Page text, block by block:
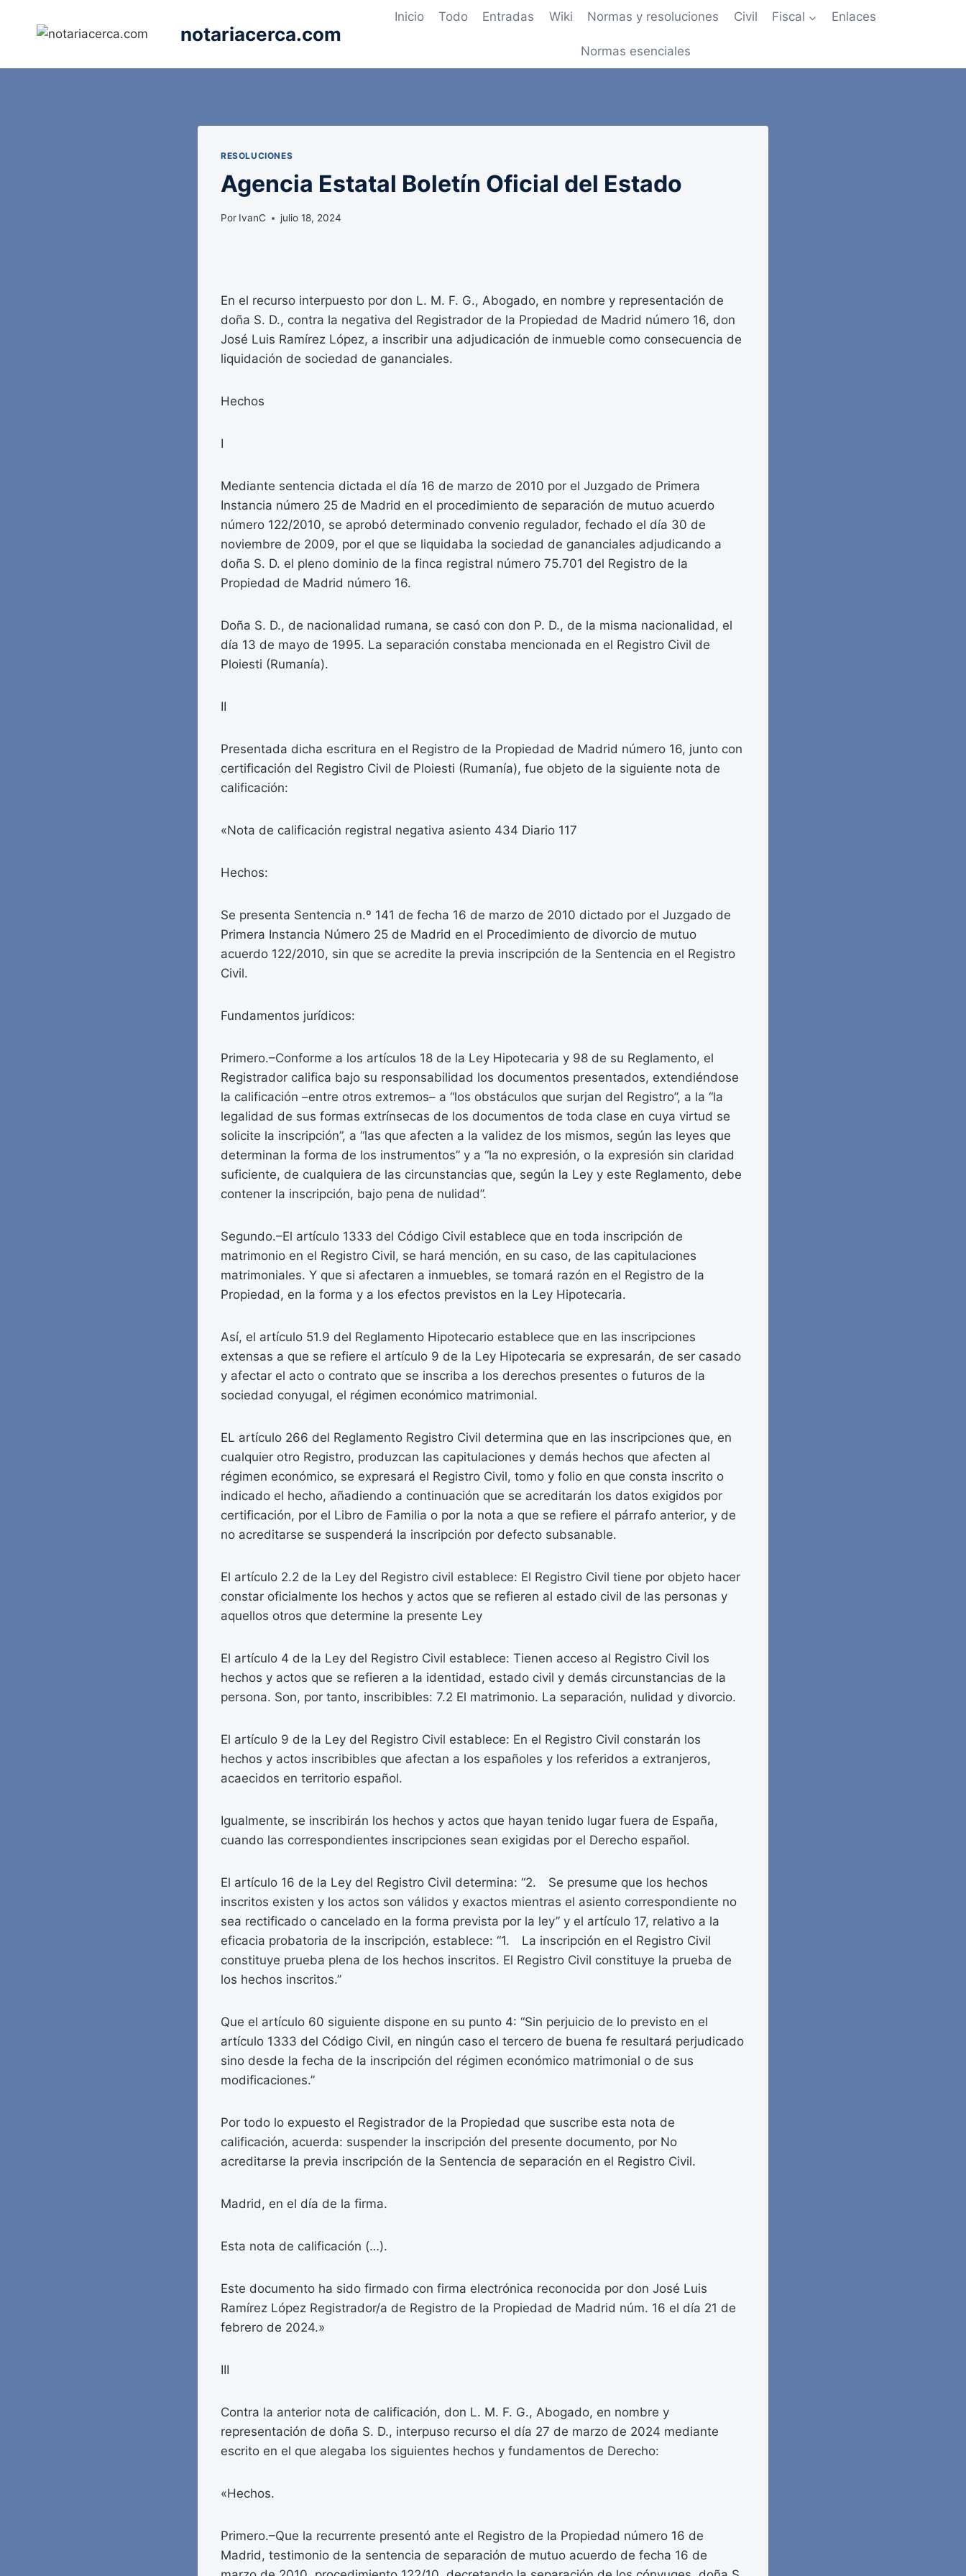
notariacerca.com
Inicio Todo Entradas Wiki Normas y resoluciones Civil Fiscal Enlaces
Normas esenciales
RESOLUCIONES
Agencia Estatal Boletín Oficial del Estado
Por IvanC julio 18, 2024
En el recurso interpuesto por don L. M. F. G., Abogado, en nombre y representación de
doña S. D., contra la negativa del Registrador de la Propiedad de Madrid número 16, don
José Luis Ramírez López, a inscribir una adjudicación de inmueble como consecuencia de
liquidación de sociedad de gananciales.
Hechos
I
Mediante sentencia dictada el día 16 de marzo de 2010 por el Juzgado de Primera
Instancia número 25 de Madrid en el procedimiento de separación de mutuo acuerdo
número 122/2010, se aprobó determinado convenio regulador, fechado el día 30 de
noviembre de 2009, por el que se liquidaba la sociedad de gananciales adjudicando a
doña S. D. el pleno dominio de la finca registral número 75.701 del Registro de la
Propiedad de Madrid número 16.
Doña S. D., de nacionalidad rumana, se casó con don P. D., de la misma nacionalidad, el
día 13 de mayo de 1995. La separación constaba mencionada en el Registro Civil de
Ploiesti (Rumanía).
II
Presentada dicha escritura en el Registro de la Propiedad de Madrid número 16, junto con
certificación del Registro Civil de Ploiesti (Rumanía), fue objeto de la siguiente nota de
calificación:
«Nota de calificación registral negativa asiento 434 Diario 117
Hechos:
Se presenta Sentencia n.º 141 de fecha 16 de marzo de 2010 dictado por el Juzgado de
Primera Instancia Número 25 de Madrid en el Procedimiento de divorcio de mutuo
acuerdo 122/2010, sin que se acredite la previa inscripción de la Sentencia en el Registro
Civil.
Fundamentos jurídicos:
Primero.–Conforme a los artículos 18 de la Ley Hipotecaria y 98 de su Reglamento, el
Registrador califica bajo su responsabilidad los documentos presentados, extendiéndose
la calificación –entre otros extremos– a “los obstáculos que surjan del Registro”, a la “la
legalidad de sus formas extrínsecas de los documentos de toda clase en cuya virtud se
solicite la inscripción”, a “las que afecten a la validez de los mismos, según las leyes que
determinan la forma de los instrumentos” y a “la no expresión, o la expresión sin claridad
suficiente, de cualquiera de las circunstancias que, según la Ley y este Reglamento, debe
contener la inscripción, bajo pena de nulidad”.
Segundo.–El artículo 1333 del Código Civil establece que en toda inscripción de
matrimonio en el Registro Civil, se hará mención, en su caso, de las capitulaciones
matrimoniales. Y que si afectaren a inmuebles, se tomará razón en el Registro de la
Propiedad, en la forma y a los efectos previstos en la Ley Hipotecaria.
Así, el artículo 51.9 del Reglamento Hipotecario establece que en las inscripciones
extensas a que se refiere el artículo 9 de la Ley Hipotecaria se expresarán, de ser casado
y afectar el acto o contrato que se inscriba a los derechos presentes o futuros de la
sociedad conyugal, el régimen económico matrimonial.
EL artículo 266 del Reglamento Registro Civil determina que en las inscripciones que, en
cualquier otro Registro, produzcan las capitulaciones y demás hechos que afecten al
régimen económico, se expresará el Registro Civil, tomo y folio en que consta inscrito o
indicado el hecho, añadiendo a continuación que se acreditarán los datos exigidos por
certificación, por el Libro de Familia o por la nota a que se refiere el párrafo anterior, y de
no acreditarse se suspenderá la inscripción por defecto subsanable.
El artículo 2.2 de la Ley del Registro civil establece: El Registro Civil tiene por objeto hacer
constar oficialmente los hechos y actos que se refieren al estado civil de las personas y
aquellos otros que determine la presente Ley
El artículo 4 de la Ley del Registro Civil establece: Tienen acceso al Registro Civil los
hechos y actos que se refieren a la identidad, estado civil y demás circunstancias de la
persona. Son, por tanto, inscribibles: 7.2 El matrimonio. La separación, nulidad y divorcio.
El artículo 9 de la Ley del Registro Civil establece: En el Registro Civil constarán los
hechos y actos inscribibles que afectan a los españoles y los referidos a extranjeros,
acaecidos en territorio español.
Igualmente, se inscribirán los hechos y actos que hayan tenido lugar fuera de España,
cuando las correspondientes inscripciones sean exigidas por el Derecho español.
El artículo 16 de la Ley del Registro Civil determina: “2. Se presume que los hechos
inscritos existen y los actos son válidos y exactos mientras el asiento correspondiente no
sea rectificado o cancelado en la forma prevista por la ley” y el artículo 17, relativo a la
eficacia probatoria de la inscripción, establece: “1. La inscripción en el Registro Civil
constituye prueba plena de los hechos inscritos. El Registro Civil constituye la prueba de
los hechos inscritos.”
Que el artículo 60 siguiente dispone en su punto 4: “Sin perjuicio de lo previsto en el
artículo 1333 del Código Civil, en ningún caso el tercero de buena fe resultará perjudicado
sino desde la fecha de la inscripción del régimen económico matrimonial o de sus
modificaciones.”
Por todo lo expuesto el Registrador de la Propiedad que suscribe esta nota de
calificación, acuerda: suspender la inscripción del presente documento, por No
acreditarse la previa inscripción de la Sentencia de separación en el Registro Civil.
Madrid, en el día de la firma.
Esta nota de calificación (…).
Este documento ha sido firmado con firma electrónica reconocida por don José Luis
Ramírez López Registrador/a de Registro de la Propiedad de Madrid núm. 16 el día 21 de
febrero de 2024.»
III
Contra la anterior nota de calificación, don L. M. F. G., Abogado, en nombre y
representación de doña S. D., interpuso recurso el día 27 de marzo de 2024 mediante
escrito en el que alegaba los siguientes hechos y fundamentos de Derecho:
«Hechos.
Primero.–Que la recurrente presentó ante el Registro de la Propiedad número 16 de
Madrid, testimonio de la sentencia de separación de mutuo acuerdo de fecha 16 de